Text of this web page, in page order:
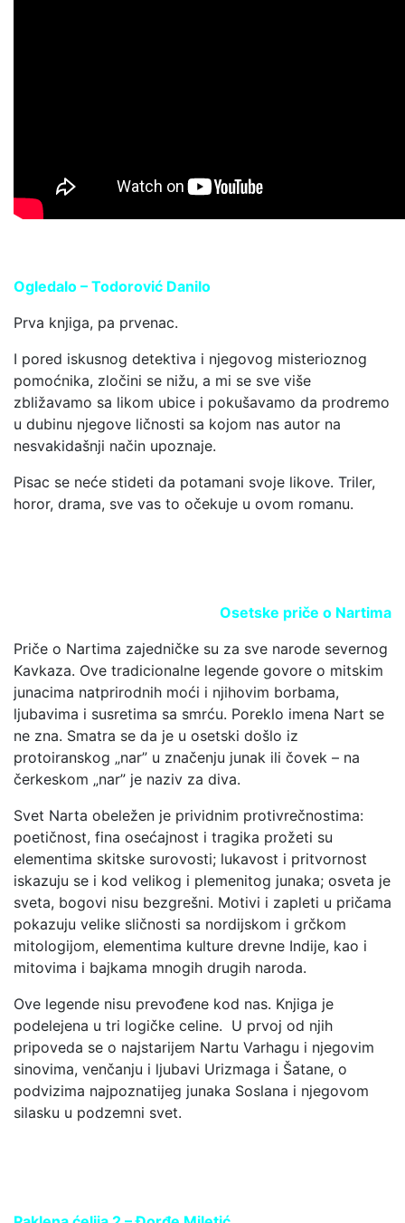
Ogledalo – Todorović Danilo
Prva knjiga, pa prvenac.
I pored iskusnog detektiva i njegovog misterioznog
pomoćnika, zločini se nižu, a mi se sve više
zbližavamo sa likom ubice i pokušavamo da prodremo
u dubinu njegove ličnosti sa kojom nas autor na
nesvakidašnji način upoznaje.
Pisac se neće stideti da potamani svoje likove. Triler,
horor, drama, sve vas to očekuje u ovom romanu.
Osetske priče o Nartima
Priče o Nartima zajedničke su za sve narode severnog
Kavkaza. Ove tradicionalne legende govore o mitskim
junacima natprirodnih moći i njihovim borbama,
ljubavima i susretima sa smrću. Poreklo imena Nart se
ne zna. Smatra se da je u osetski došlo iz
protoiranskog „nar” u značenju junak ili čovek – na
čerkeskom „nar” je naziv za diva.
Svet Narta obeležen je prividnim protivrečnostima:
poetičnost, fina osećajnost i tragika prožeti su
elementima skitske surovosti; lukavost i pritvornost
iskazuju se i kod velikog i plemenitog junaka; osveta je
sveta, bogovi nisu bezgrešni. Motivi i zapleti u pričama
pokazuju velike sličnosti sa nordijskom i grčkom
mitologijom, elementima kulture drevne Indije, kao i
mitovima i bajkama mnogih drugih naroda.
Ove legende nisu prevođene kod nas. Knjiga je
podelejena u tri logičke celine. U prvoj od njih
pripoveda se o najstarijem Nartu Varhagu i njegovim
sinovima, venčanju i ljubavi Urizmaga i Šatane, o
podvizima najpoznatijeg junaka Soslana i njegovom
silasku u podzemni svet.